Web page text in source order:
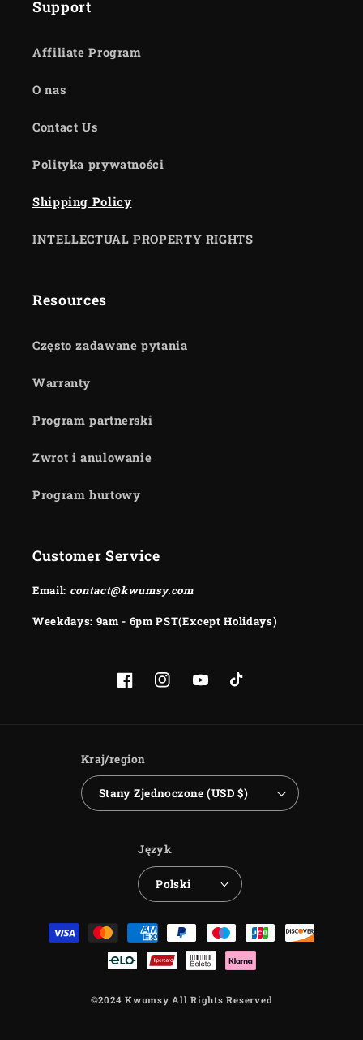
Support
Affiliate Program
O nas
Contact Us
Polityka prywatności
Shipping Policy
INTELLECTUAL PROPERTY RIGHTS
Resources
Często zadawane pytania
Warranty
Program partnerski
Zwrot i anulowanie
Program hurtowy
Customer Service
Email: contact@kwumsy.com
Weekdays: 9am - 6pm PST(Except Holidays)
FacebookInstagramYoutubeTikTok
Kraj/region
Stany Zjednoczone (USD $)
Język
Polski
Metody
płatności
©2024 Kwumsy All Rights Reserved